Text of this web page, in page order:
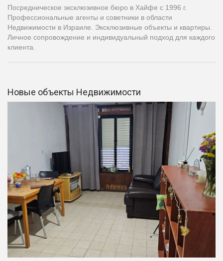
Посредническое эксклюзивное бюро в Хайфе с 1996 г.
Профессиональные агенты и советники в области
Недвижимости в Израиле. Эксклюзивные объекты и квартиры.
Личное сопровождение и индивидуальный подход для каждого
клиента.
Новые объекты Недвижимости